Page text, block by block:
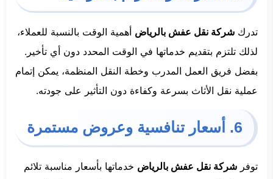
تدرك شركة نقل عفش بالرياض أهمية الوقت بالنسبة للعملاء،
لذلك تلتزم بتقديم خدماتها في الوقت المحدد دون أي تأخير.
بفضل فريق العمل المدرب وخطة النقل المنظمة، يمكن إتمام
عملية نقل الأثاث بسرعة وكفاءة دون التأثير على جودته.
6. أسعار تنافسية وعروض مستمرة
توفر شركة نقل عفش بالرياض خدماتها بأسعار مناسبة تلائم